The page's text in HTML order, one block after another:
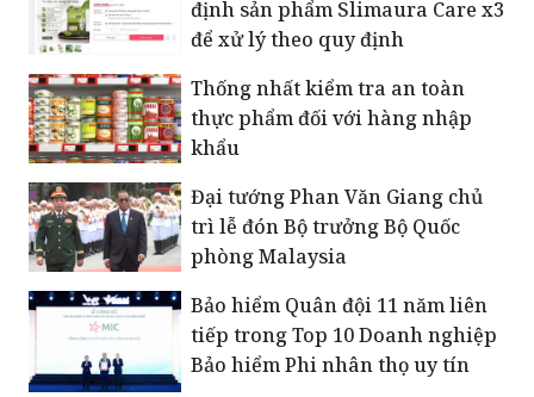
định sản phẩm Slimaura Care x3
để xử lý theo quy định
Thống nhất kiểm tra an toàn
thực phẩm đối với hàng nhập
khẩu
Đại tướng Phan Văn Giang chủ
trì lễ đón Bộ trưởng Bộ Quốc
phòng Malaysia
Bảo hiểm Quân đội 11 năm liên
tiếp trong Top 10 Doanh nghiệp
Bảo hiểm Phi nhân thọ uy tín